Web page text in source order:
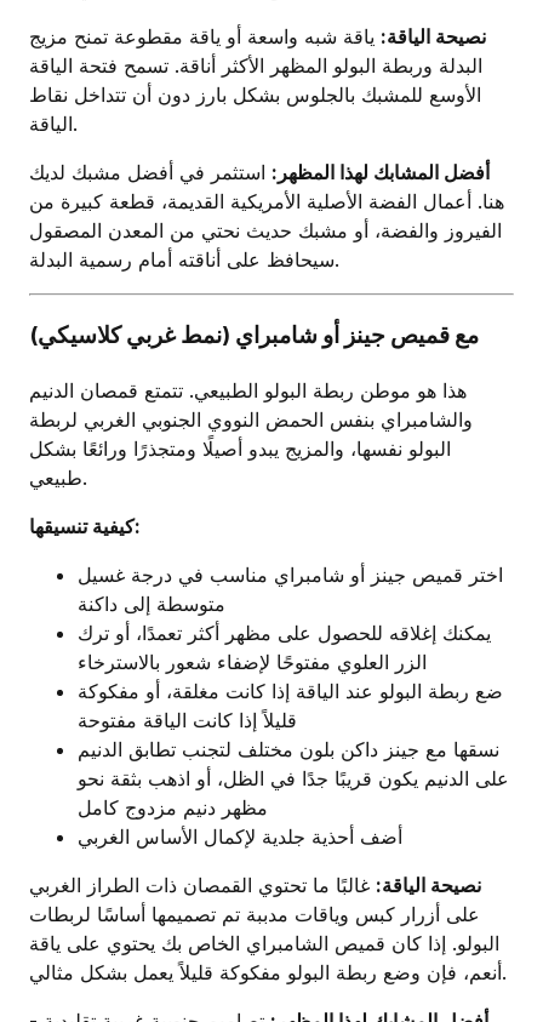
نصيحة الياقة: ياقة شبه واسعة أو ياقة مقطوعة تمنح مزيج
البدلة وربطة البولو المظهر الأكثر أناقة. تسمح فتحة الياقة
الأوسع للمشبك بالجلوس بشكل بارز دون أن تتداخل نقاط
الياقة.
أفضل المشابك لهذا المظهر: استثمر في أفضل مشبك لديك
هنا. أعمال الفضة الأصلية الأمريكية القديمة، قطعة كبيرة من
الفيروز والفضة، أو مشبك حديث نحتي من المعدن المصقول
سيحافظ على أناقته أمام رسمية البدلة.
مع قميص جينز أو شامبراي (نمط غربي كلاسيكي)
هذا هو موطن ربطة البولو الطبيعي. تتمتع قمصان الدنيم
والشامبراي بنفس الحمض النووي الجنوبي الغربي لربطة
البولو نفسها، والمزيج يبدو أصيلًا ومتجذرًا ورائعًا بشكل
طبيعي.
كيفية تنسيقها:
اختر قميص جينز أو شامبراي مناسب في درجة غسيل
متوسطة إلى داكنة
يمكنك إغلاقه للحصول على مظهر أكثر تعمدًا، أو ترك
الزر العلوي مفتوحًا لإضفاء شعور بالاسترخاء
ضع ربطة البولو عند الياقة إذا كانت مغلقة، أو مفكوكة
قليلاً إذا كانت الياقة مفتوحة
نسقها مع جينز داكن بلون مختلف لتجنب تطابق الدنيم
على الدنيم يكون قريبًا جدًا في الظل، أو اذهب بثقة نحو
مظهر دنيم مزدوج كامل
أضف أحذية جلدية لإكمال الأساس الغربي
نصيحة الياقة: غالبًا ما تحتوي القمصان ذات الطراز الغربي
على أزرار كبس وياقات مدببة تم تصميمها أساسًا لربطات
البولو. إذا كان قميص الشامبراي الخاص بك يحتوي على ياقة
أنعم، فإن وضع ربطة البولو مفكوكة قليلاً يعمل بشكل مثالي.